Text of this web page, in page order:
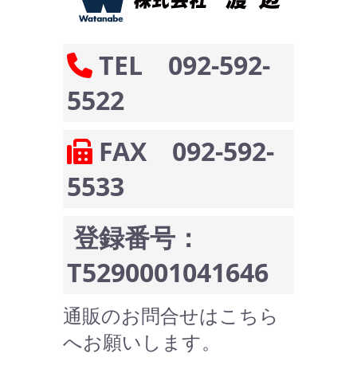
TEL 092-592-
5522
FAX 092-592-
5533
登録番号：
T5290001041646
通販のお問合せはこちら
へお願いします。